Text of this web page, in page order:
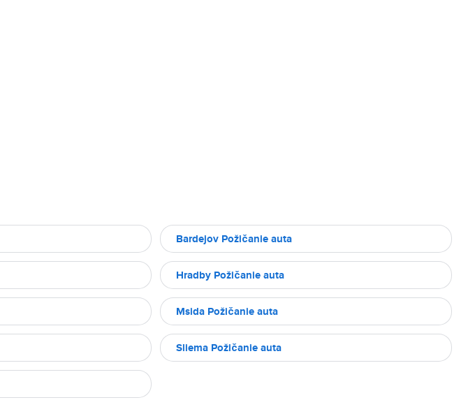
Bardejov Požičanie auta
Hradby Požičanie auta
Msida Požičanie auta
Sliema Požičanie auta